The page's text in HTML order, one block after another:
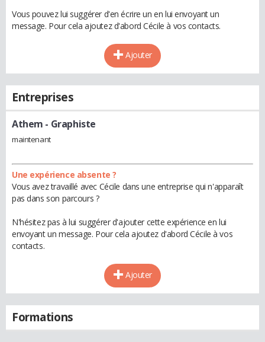
Vous pouvez lui suggérer d'en écrire un en lui envoyant un
message. Pour cela ajoutez d'abord Cécile à vos contacts.
Ajouter
Entreprises
Athem - Graphiste
maintenant
Une expérience absente ?
Vous avez travaillé avec Cécile dans une entreprise qui n'apparaît
pas dans son parcours ?
N'hésitez pas à lui suggérer d'ajouter cette expérience en lui
envoyant un message. Pour cela ajoutez d'abord Cécile à vos
contacts.
Ajouter
Formations